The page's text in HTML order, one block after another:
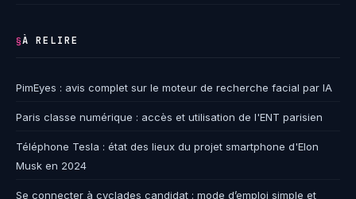
§À RELIRE
PimEyes : avis complet sur le moteur de recherche facial par IA
Paris classe numérique : accès et utilisation de l'ENT parisien
Téléphone Tesla : état des lieux du projet smartphone d'Elon
Musk en 2024
Se connecter à cyclades candidat : mode d’emploi simple et